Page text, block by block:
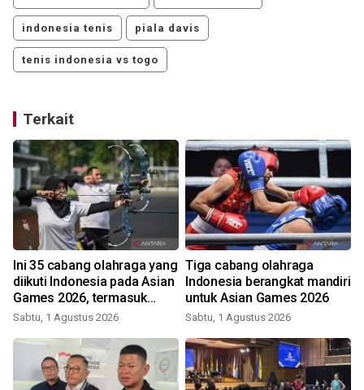
indonesia tenis piala davis
tenis indonesia vs togo
Terkait
Ini 35 cabang olahraga yang
diikuti Indonesia pada Asian
Games 2026, termasuk
padel dan MMA!
Sabtu, 1 Agustus 2026
Tiga cabang olahraga
Indonesia berangkat mandiri
untuk Asian Games 2026
Sabtu, 1 Agustus 2026